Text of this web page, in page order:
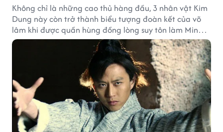
Không chỉ là những cao thủ hàng đầu, 3 nhân vật Kim
Dung này còn trở thành biểu tượng đoàn kết của võ
lâm khi được quần hùng đồng lòng suy tôn làm Minh
chủ.